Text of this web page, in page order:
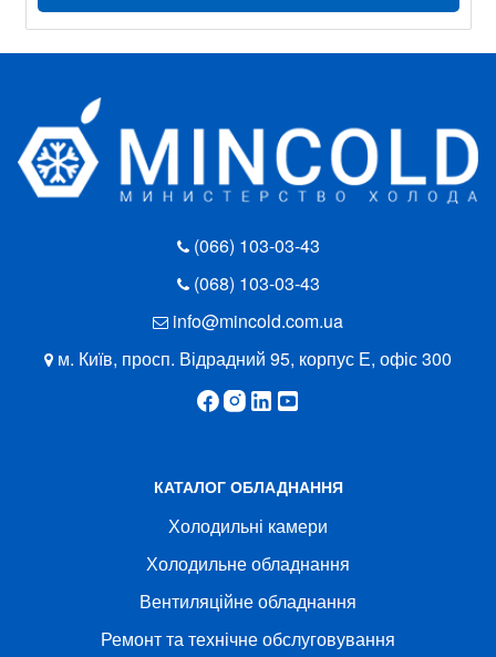
(066) 103-03-43
(068) 103-03-43
info@mincold.com.ua
м. Київ, просп. Відрадний 95, корпус Е, офіс 300
КАТАЛОГ ОБЛАДНАННЯ
Холодильні камери
Холодильне обладнання
Вентиляційне обладнання
Ремонт та технічне обслуговування